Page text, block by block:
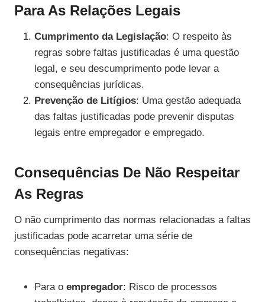
Para As Relações Legais
Cumprimento da Legislação: O respeito às
regras sobre faltas justificadas é uma questão
legal, e seu descumprimento pode levar a
consequências jurídicas.
Prevenção de Litígios: Uma gestão adequada
das faltas justificadas pode prevenir disputas
legais entre empregador e empregado.
Consequências De Não Respeitar
As Regras
O não cumprimento das normas relacionadas a faltas
justificadas pode acarretar uma série de
consequências negativas:
Para o empregador: Risco de processos